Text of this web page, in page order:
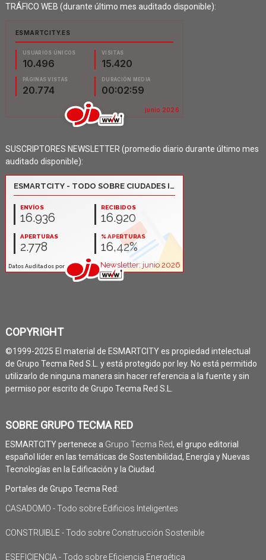
TRÁFICO WEB (durante último mes auditado disponible):
SUSCRIPTORES NEWSLETTER (promedio diario durante último mes
auditado disponible):
COPYRIGHT
©1999-2025 El material de ESMARTCITY es propiedad intelectual
de Grupo Tecma Red S.L. y está protegido por ley. No está permitido
utilizarlo de ninguna manera sin hacer referencia a la fuente y sin
permiso por escrito de Grupo Tecma Red S.L.
SOBRE GRUPO TECMA RED
ESMARTCITY pertenece a Grupo Tecma Red, el grupo editorial
español líder en las temáticas de Sostenibilidad, Energía y Nuevas
Tecnologías en la Edificación y la Ciudad.
Portales de Grupo Tecma Red:
CASADOMO - Todo sobre Edificios Inteligentes
CONSTRUIBLE - Todo sobre Construcción Sostenible
ESEFICIENCIA - Todo sobre Eficiencia Energética